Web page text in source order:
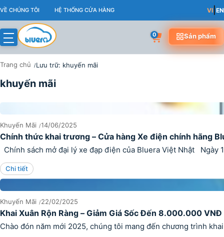
Skip
to
content
VỀ CHÚNG TÔI HỆ THỐNG CỬA HÀNG VI EN
0 Sản phẩm
khuyến mãi
Trang chủ Lưu trữ: khuyến mãi
KHUYẾN MÃI
Khuyến Mãi 14/06/2025
Chính thức khai trương – Cửa hàng Xe điện chính hãng
Chính sách mở đại lý xe đạp điện của Bluera Việt Nhật Ngày
Chi tiết
Khuyến Mãi 22/02/2025
Khai Xuân Rộn Ràng – Giảm Giá Sốc Đến 8.000.000
Chào đón năm mới 2025, chúng tôi mang đến chương trình